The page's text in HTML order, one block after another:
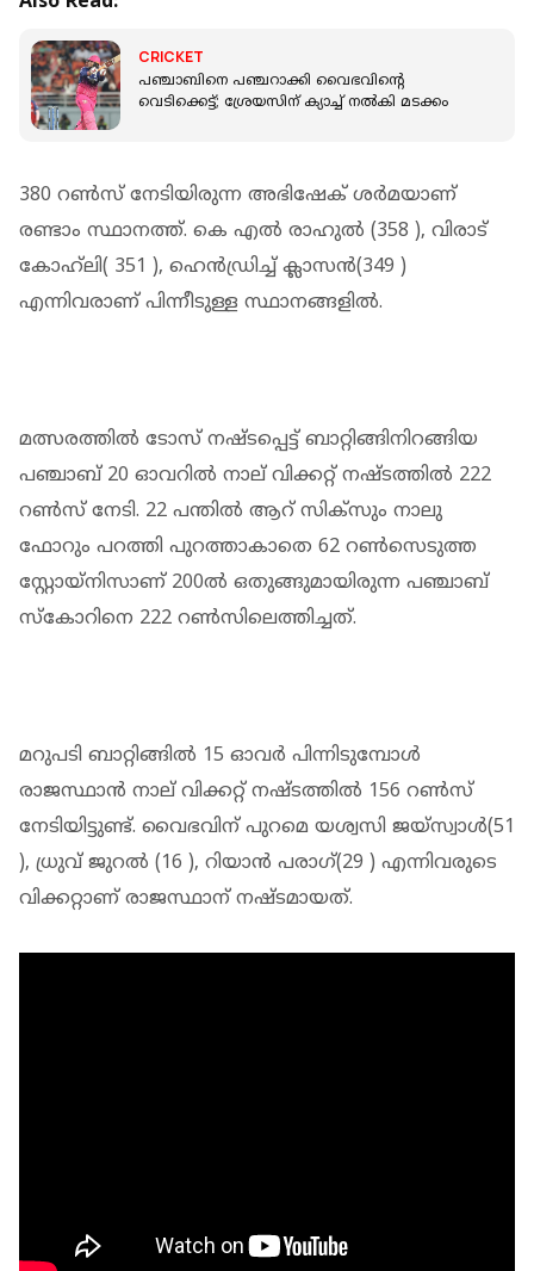
CRICKET
പഞ്ചാബിനെ പഞ്ചറാക്കി വൈഭവിന്റെ
വെടിക്കെട്ട്; ശ്രേയസിന് ക്യാച്ച് നൽകി മടക്കം
380 റൺസ് നേടിയിരുന്ന അഭിഷേക് ശർമയാണ്
രണ്ടാം സ്ഥാനത്ത്. കെ എൽ രാഹുൽ (358 ), വിരാട്
കോഹ്‌ലി( 351 ), ഹെൻഡ്രിച്ച് ക്ലാസൻ(349 )
എന്നിവരാണ് പിന്നീടുള്ള സ്ഥാനങ്ങളിൽ.
മത്സരത്തിൽ ടോസ് നഷ്ടപ്പെട്ട് ബാറ്റിങ്ങിനിറങ്ങിയ
പഞ്ചാബ് 20 ഓവറിൽ നാല് വിക്കറ്റ് നഷ്ടത്തിൽ 222
റൺസ് നേടി. 22 പന്തില്‍ ആറ് സിക്സും നാലു
ഫോറും പറത്തി പുറത്താകാതെ 62 റണ്‍സെടുത്ത
സ്റ്റോയ്നിസാണ് 200ല്‍ ഒതുങ്ങുമായിരുന്ന പഞ്ചാബ്
സ്കോറിനെ 222 റണ്‍സിലെത്തിച്ചത്.
മറുപടി ബാറ്റിങ്ങിൽ 15 ഓവർ പിന്നിടുമ്പോൾ
രാജസ്ഥാൻ നാല് വിക്കറ്റ് നഷ്ടത്തിൽ 156 റൺസ്
നേടിയിട്ടുണ്ട്. വൈഭവിന് പുറമെ യശ്വസി ജയ്‌സ്വാൾ(51
), ധ്രുവ് ജുറൽ (16 ), റിയാൻ പരാഗ്(29 ) എന്നിവരുടെ
വിക്കറ്റാണ് രാജസ്ഥാന് നഷ്ടമായത്.